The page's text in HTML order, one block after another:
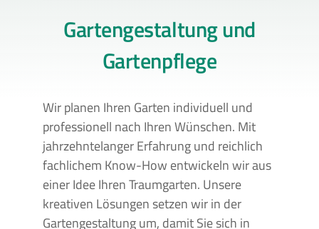
UNTERNEHMEN
Gartengestaltung und
Gartenpflege
Wir planen Ihren Garten individuell und
professionell nach Ihren Wünschen. Mit
jahrzehntelanger Erfahrung und reichlich
fachlichem Know-How entwickeln wir aus
einer Idee Ihren Traumgarten. Unsere
kreativen Lösungen setzen wir in der
Gartengestaltung um, damit Sie sich in